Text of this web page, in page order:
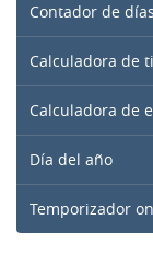
Contador de días
Calculadora de
Calculadora de
Día del año
Temporizador